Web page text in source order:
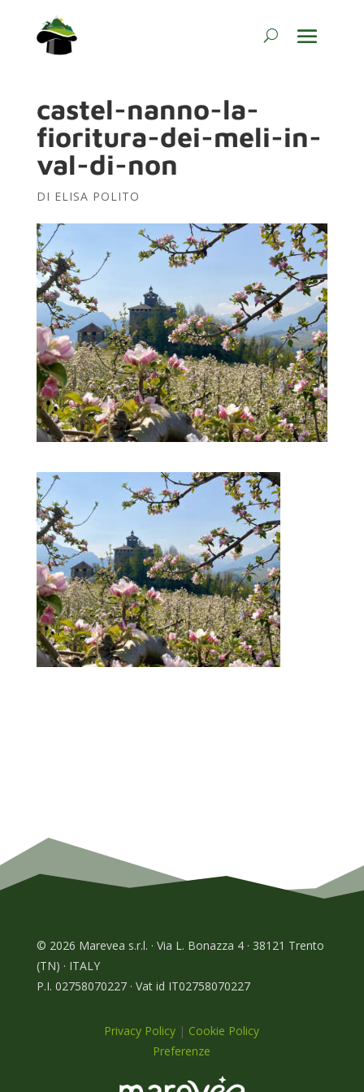
castel-nanno-la-
fioritura-dei-meli-in-
val-di-non
DI ELISA POLITO
© 2026 Marevea s.r.l. · Via L. Bonazza 4 · 38121 Trento
(TN) · ITALY
P.I. 02758070227 · Vat id IT02758070227
Privacy Policy | Cookie Policy
Preferenze